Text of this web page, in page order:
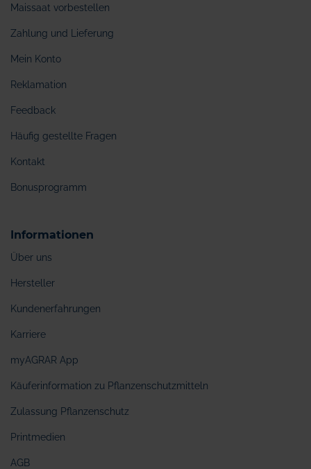
Maissaat vorbestellen
Zahlung und Lieferung
Mein Konto
Reklamation
Feedback
Häufig gestellte Fragen
Kontakt
Bonusprogramm
Informationen
Über uns
Hersteller
Kundenerfahrungen
Karriere
myAGRAR App
Käuferinformation zu Pflanzenschutzmitteln
Zulassung Pflanzenschutz
Printmedien
AGB